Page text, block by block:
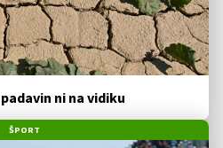
ni na vidiku
ŠPORT